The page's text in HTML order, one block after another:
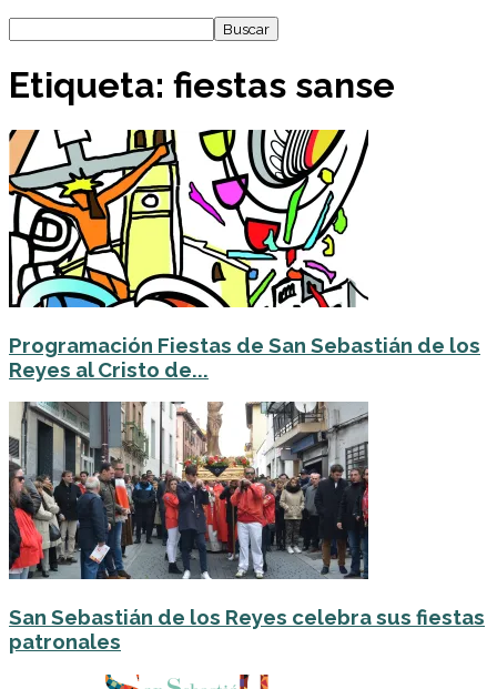
Etiqueta: fiestas sanse
Programación Fiestas de San Sebastián de los
Reyes al Cristo de...
San Sebastián de los Reyes celebra sus fiestas
patronales